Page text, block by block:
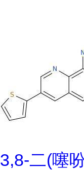
3,8-二(噻